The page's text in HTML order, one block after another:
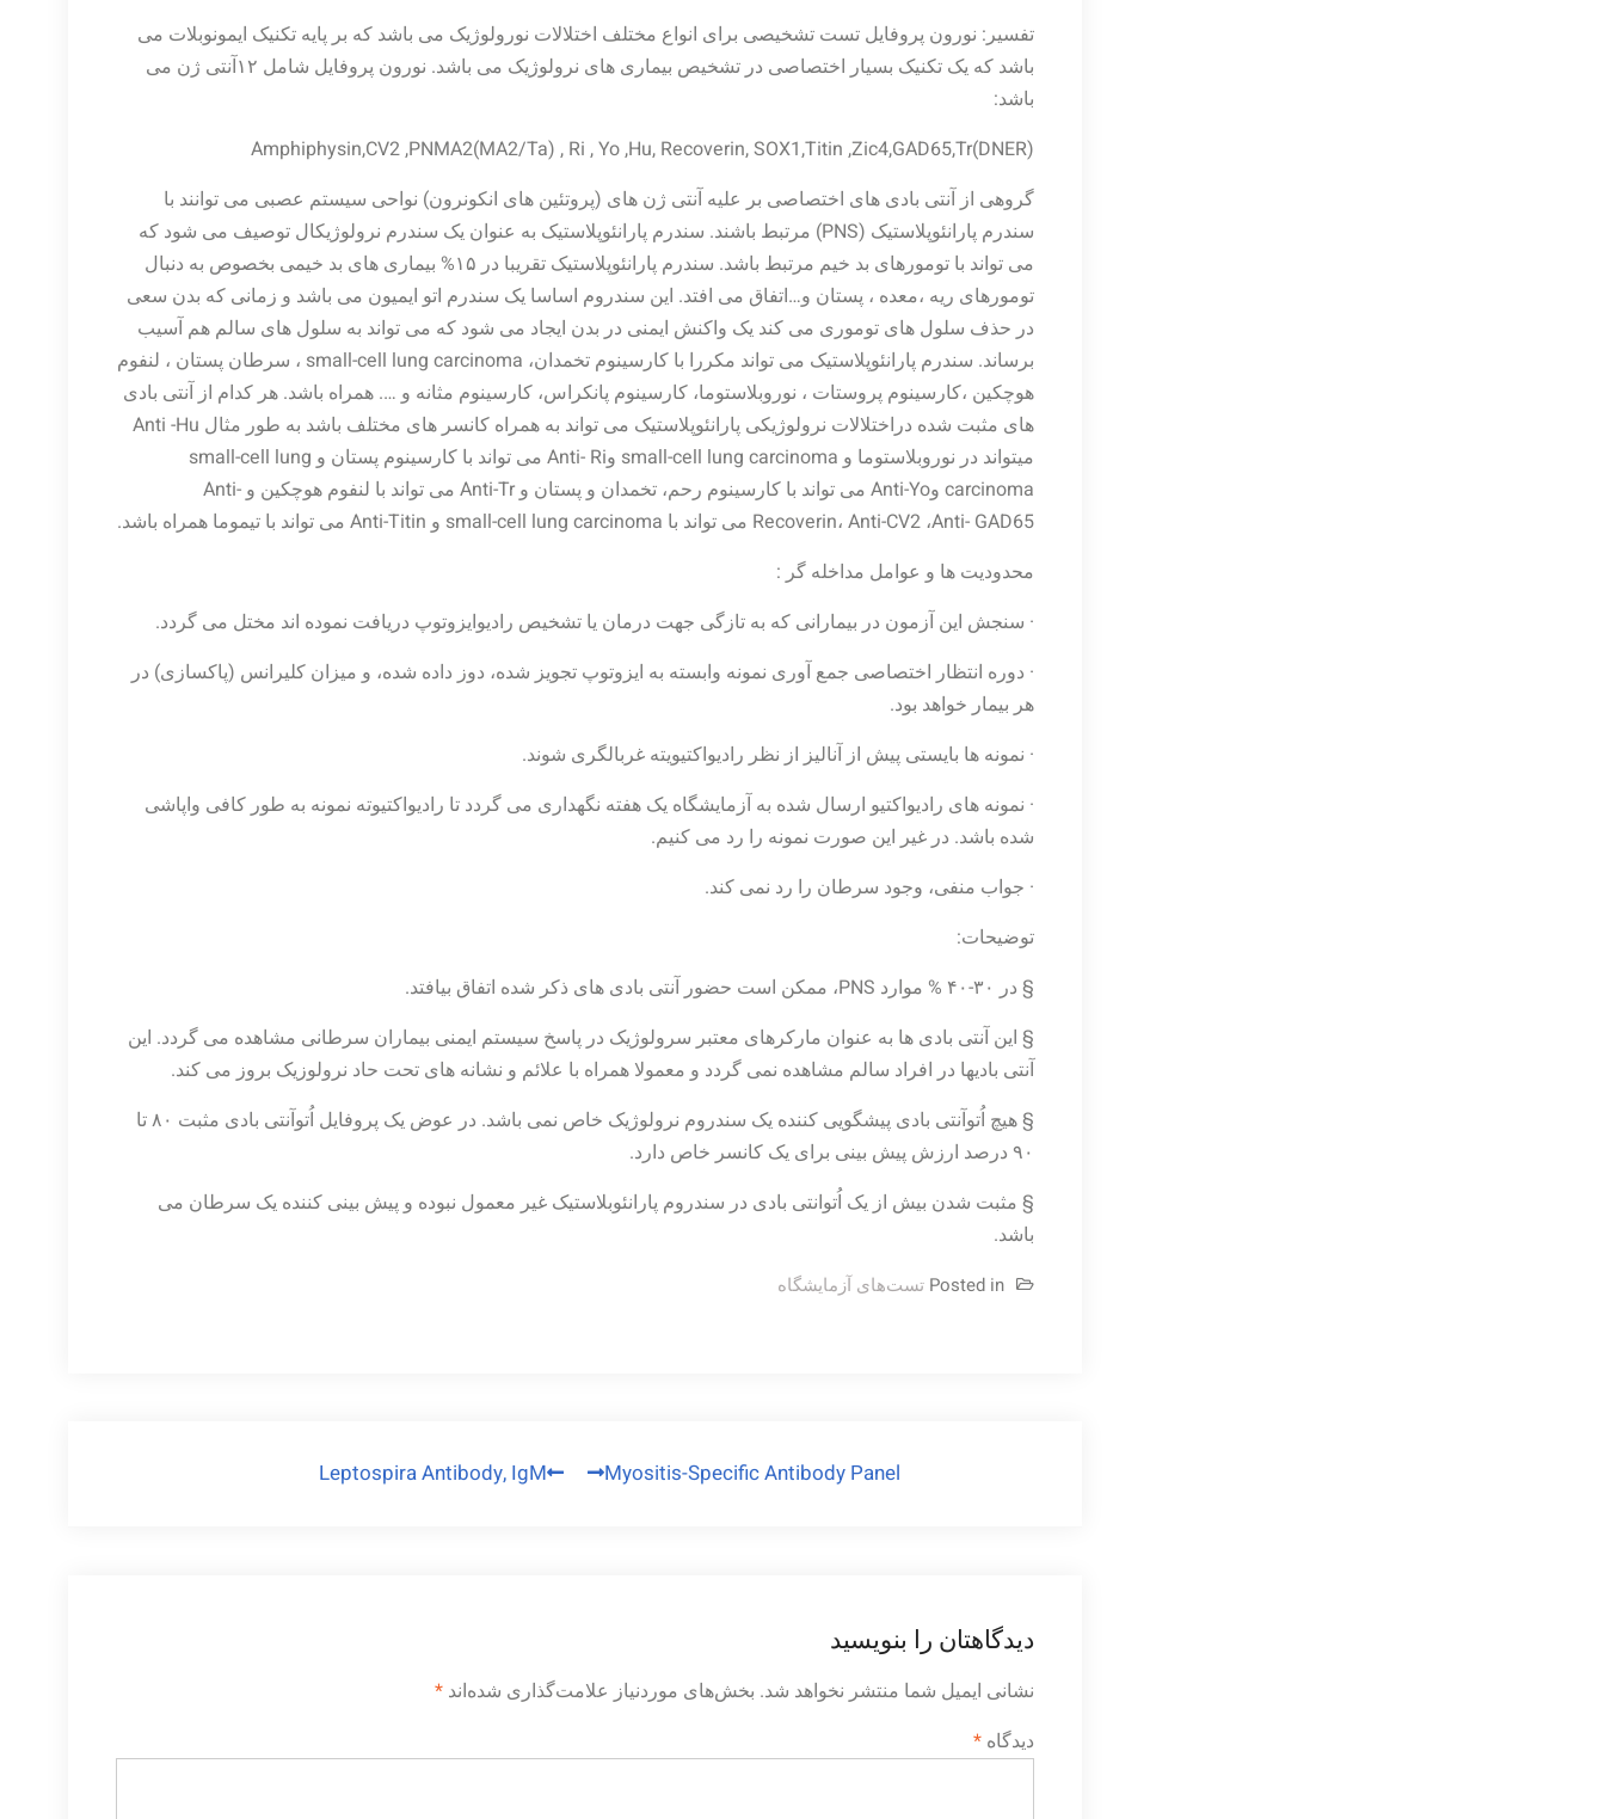
تفسیر: نورون پروفایل تست تشخیصی برای انواع مختلف اختلالات نورولوژیک می باشد که بر پایه تکنیک ایمونوبلات می
باشد که یک تکنیک بسیار اختصاصی در تشخیص بیماری های نرولوژیک می باشد. نورون پروفایل شامل ۱۲آنتی ژن می
باشد:
Amphiphysin,CV2 ,PNMA2(MA2/Ta) , Ri , Yo ,Hu, Recoverin, SOX1,Titin ,Zic4,GAD65,Tr(DNER)
گروهی از آنتی بادی های اختصاصی بر علیه آنتی ژن های (پروتئین های انکونرون) نواحی سیستم عصبی می توانند با
سندرم پارانئوپلاستیک (PNS) مرتبط باشند. سندرم پارانئوپلاستیک به عنوان یک سندرم نرولوژیکال توصیف می شود که
می تواند با تومورهای بد خیم مرتبط باشد. سندرم پارانئوپلاستیک تقریبا در ۱۵% بیماری های بد خیمی بخصوص به دنبال
تومورهای ریه ،معده ، پستان و…اتفاق می افتد. این سندروم اساسا یک سندرم اتو ایمیون می باشد و زمانی که بدن سعی
در حذف سلول های توموری می کند یک واکنش ایمنی در بدن ایجاد می شود که می تواند به سلول های سالم هم آسیب
برساند. سندرم پارانئوپلاستیک می تواند مکررا با کارسینوم تخمدان، small-cell lung carcinoma ، سرطان پستان ، لنفوم
هوچکین ،کارسینوم پروستات ، نوروبلاستوما، کارسینوم پانکراس، کارسینوم مثانه و …. همراه باشد. هر کدام از آنتی بادی
های مثبت شده دراختلالات نرولوژیکی پارانئوپلاستیک می تواند به همراه کانسر های مختلف باشد به طور مثال Anti -Hu
میتواند در نوروبلاستوما و small-cell lung carcinoma وAnti- Ri می تواند با کارسینوم پستان و small-cell lung
carcinoma وAnti-Yo می تواند با کارسینوم رحم، تخمدان و پستان و Anti-Tr می تواند با لنفوم هوچکین و Anti-
Recoverin، Anti-CV2 ،Anti- GAD65 می تواند با small-cell lung carcinoma و Anti-Titin می تواند با تیموما همراه باشد.
محدودیت ها و عوامل مداخله گر :
· سنجش این آزمون در بیمارانی که به تازگی جهت درمان یا تشخیص رادیوایزوتوپ دریافت نموده اند مختل می گردد.
· دوره انتظار اختصاصی جمع آوری نمونه وابسته به ایزوتوپ تجویز شده، دوز داده شده، و میزان کلیرانس (پاکسازی) در
هر بیمار خواهد بود.
· نمونه ها بایستی پیش از آنالیز از نظر رادیواکتیویته غربالگری شوند.
· نمونه های رادیواکتیو ارسال شده به آزمایشگاه یک هفته نگهداری می گردد تا رادیواکتیوته نمونه به طور کافی واپاشی
شده باشد. در غیر این صورت نمونه را رد می کنیم.
· جواب منفی، وجود سرطان را رد نمی کند.
توضیحات:
§ در ۳۰-۴۰ % موارد PNS، ممکن است حضور آنتی بادی های ذکر شده اتفاق بیافتد.
§ این آنتی بادی ها به عنوان مارکرهای معتبر سرولوژیک در پاسخ سیستم ایمنی بیماران سرطانی مشاهده می گردد. این
آنتی بادیها در افراد سالم مشاهده نمی گردد و معمولا همراه با علائم و نشانه های تحت حاد نرولوزیک بروز می کند.
§ هیچ اُتوآنتی بادی پیشگویی کننده یک سندروم نرولوژیک خاص نمی باشد. در عوض یک پروفایل اُتوآنتی بادی مثبت ۸۰ تا
۹۰ درصد ارزش پیش بینی برای یک کانسر خاص دارد.
§ مثبت شدن بیش از یک اُتوانتی بادی در سندروم پارانئوبلاستیک غیر معمول نبوده و پیش بینی کننده یک سرطان می
باشد.
Posted in تست‌های آزمایشگاه
Leptospira Antibody, IgM Myositis-Specific Antibody Panel
دیدگاهتان را بنویسید
نشانی ایمیل شما منتشر نخواهد شد. بخش‌های موردنیاز علامت‌گذاری شده‌اند *
دیدگاه *